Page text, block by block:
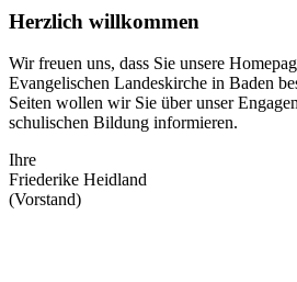
Herzlich willkommen
Wir freuen uns, dass Sie unsere
Evangelischen Landeskirche in Baden
Seiten wollen wir Sie über unser
schulischen Bildung informieren.
Ihre
Friederike Heidland
(Vorstand)